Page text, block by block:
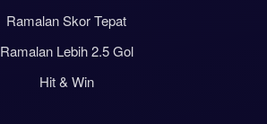
Ramalan Skor Tepat
Ramalan Lebih 2.5 Gol
Hit & Win